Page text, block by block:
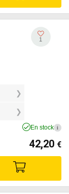
1
En stock i
42,20 €